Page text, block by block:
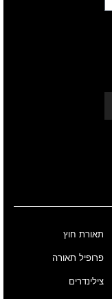
תאורת חוץ
פרופיל תאורה
צילינדרים